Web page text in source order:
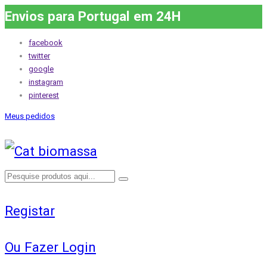
Envios para Portugal em 24H
facebook
twitter
google
instagram
pinterest
Meus pedidos
Registar
Ou Fazer Login